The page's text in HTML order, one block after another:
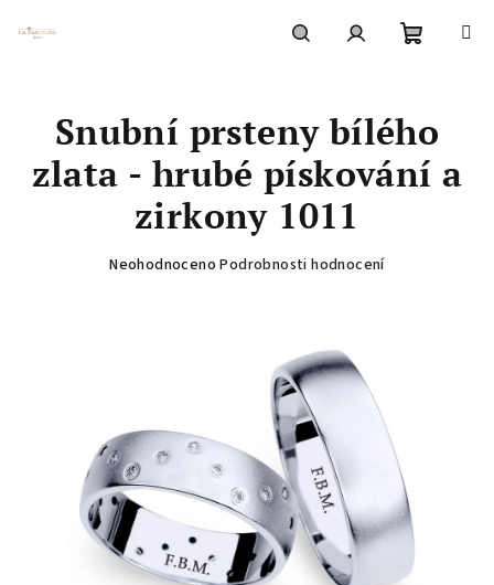
košík
Snubní prsteny bílého
zlata - hrubé pískování a
zirkony 1011
Průměrné
Neohodnoceno Podrobnosti hodnocení